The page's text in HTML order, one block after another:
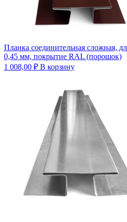
Планка соединительная сложная,
0,45 мм, покрытие RAL (порошок)
1 008,00 ₽ В корзину